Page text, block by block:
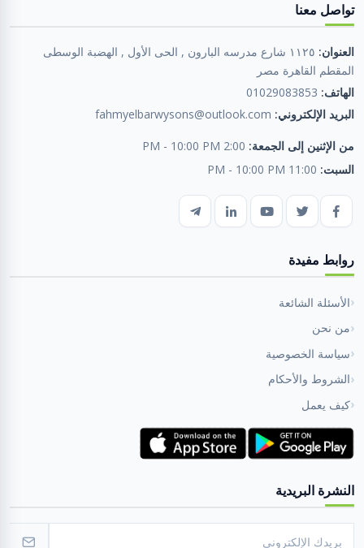
تواصل معنا
العنوان:
١١٢٥ شارع مدرسه البارون , الحى الأول , الهضبة الوسطى
المقطم القاهرة مصر
الهاتف: 01029083853
البريد الإلكتروني: fahmyelbarwysons@outlook.com
من الإثنين إلى الجمعة: 2:00 PM - 10:00 PM
السبت: 11:00 PM - 10:00 PM
روابط مفيدة
الأسئلة الشائعة
من نحن
سياسة الخصوصية
الشروط والأحكام
كيف يعمل
النشرة البريدية